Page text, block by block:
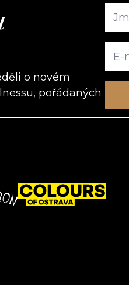
o novém
pořádaných